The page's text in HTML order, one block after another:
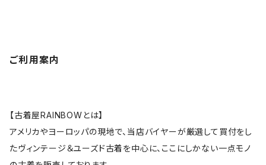
ご利用案内
【古着屋RAINBOWとは】
アメリカやヨーロッパの現地で、当店バイヤーが厳選して買付をし
たヴィンテージ＆ユーズド古着を中心に、ここにしかない一点モノ